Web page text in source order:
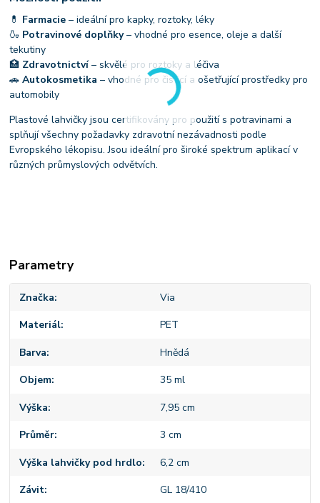
💊 Farmacie – ideální pro kapky, roztoky, léky
🍶 Potravinové doplňky– vhodné pro esence, oleje a další
tekutiny
🏥 Zdravotnictví– skvělé pro roztoky a léčiva
🚗Autokosmetika – vhodné pro čisticí a ošetřující prostředky pro
automobily
Plastové lahvičky jsou certifikovány pro použití s potravinami a
splňují všechny požadavky zdravotní nezávadnosti podle
Evropského lékopisu. Jsou ideální pro široké spektrum aplikací v
různých průmyslových odvětvích.
Parametry
Značka Via
Materiál PET
Barva Hnědá
Objem 35 ml
Výška 7,95 cm
Průměr 3 cm
Výška lahvičky pod hrdlo 6,2 cm
Závit GL 18/410